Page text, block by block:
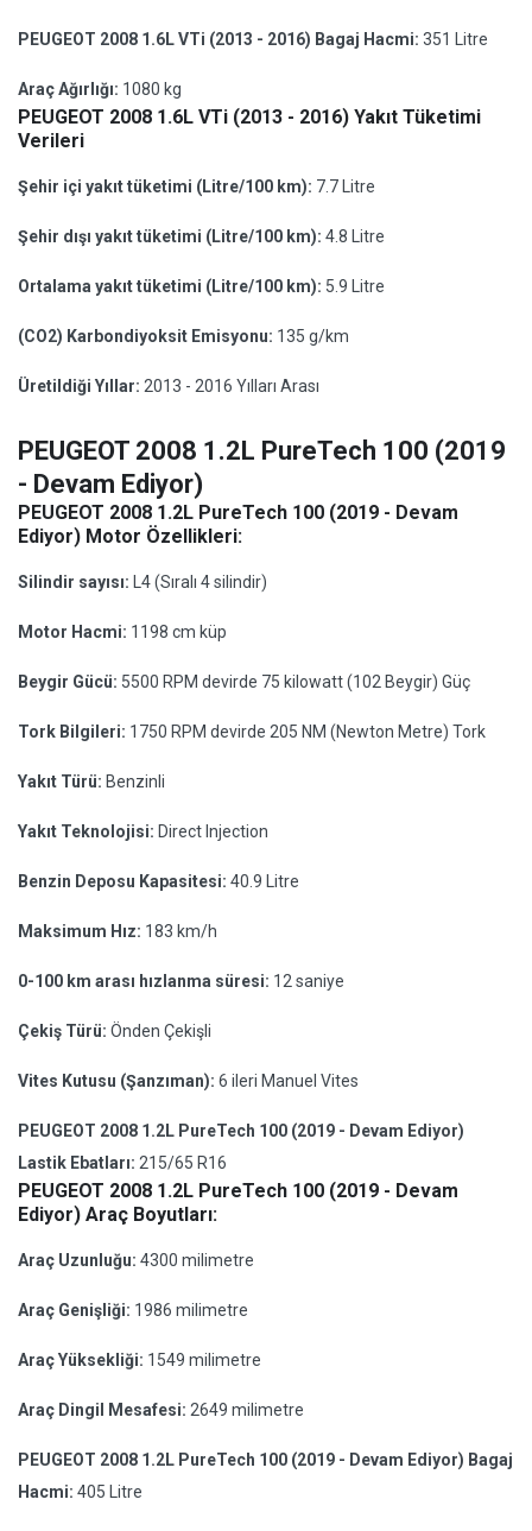
PEUGEOT 2008 1.6L VTi (2013 - 2016) Bagaj Hacmi: 351 Litre
Araç Ağırlığı: 1080 kg
PEUGEOT 2008 1.6L VTi (2013 - 2016) Yakıt Tüketimi
Verileri
Şehir içi yakıt tüketimi (Litre/100 km): 7.7 Litre
Şehir dışı yakıt tüketimi (Litre/100 km): 4.8 Litre
Ortalama yakıt tüketimi (Litre/100 km): 5.9 Litre
(CO2) Karbondiyoksit Emisyonu: 135 g/km
Üretildiği Yıllar: 2013 - 2016 Yılları Arası
PEUGEOT 2008 1.2L PureTech 100 (2019
- Devam Ediyor)
PEUGEOT 2008 1.2L PureTech 100 (2019 - Devam
Ediyor) Motor Özellikleri:
Silindir sayısı: L4 (Sıralı 4 silindir)
Motor Hacmi: 1198 cm küp
Beygir Gücü: 5500 RPM devirde 75 kilowatt (102 Beygir) Güç
Tork Bilgileri: 1750 RPM devirde 205 NM (Newton Metre) Tork
Yakıt Türü: Benzinli
Yakıt Teknolojisi: Direct Injection
Benzin Deposu Kapasitesi: 40.9 Litre
Maksimum Hız: 183 km/h
0-100 km arası hızlanma süresi: 12 saniye
Çekiş Türü: Önden Çekişli
Vites Kutusu (Şanzıman): 6 ileri Manuel Vites
PEUGEOT 2008 1.2L PureTech 100 (2019 - Devam Ediyor)
Lastik Ebatları: 215/65 R16
PEUGEOT 2008 1.2L PureTech 100 (2019 - Devam
Ediyor) Araç Boyutları:
Araç Uzunluğu: 4300 milimetre
Araç Genişliği: 1986 milimetre
Araç Yüksekliği: 1549 milimetre
Araç Dingil Mesafesi: 2649 milimetre
PEUGEOT 2008 1.2L PureTech 100 (2019 - Devam Ediyor) Bagaj
Hacmi: 405 Litre